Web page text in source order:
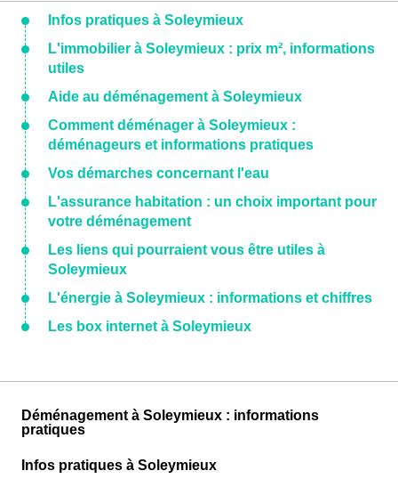
Infos pratiques à Soleymieux
L'immobilier à Soleymieux : prix m², informations
utiles
Aide au déménagement à Soleymieux
Comment déménager à Soleymieux :
déménageurs et informations pratiques
Vos démarches concernant l'eau
L'assurance habitation : un choix important pour
votre déménagement
Les liens qui pourraient vous être utiles à
Soleymieux
L'énergie à Soleymieux : informations et chiffres
Les box internet à Soleymieux
Déménagement à Soleymieux : informations
pratiques
Infos pratiques à Soleymieux